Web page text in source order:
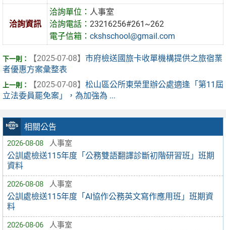
相關公告
2026-08-08 人事室
公訓處檢送115年度「公務雙語翻譯診斷初階研習班」班期
資料
2026-08-08 人事室
公訓處檢送115年度「AI協作公務英文寫作應用班」班期資
料
2026-08-06 人事室
洽詢資訊
洽詢單位： 人事室
洽詢電話：23216256#261~262
電子信箱：ckshschool@gmail.com
【2025-07-08】 市府檢送國旅卡收單機構提供之旅宿業
者優惠方案彙整表
【2025-07-08】 松山區公所東榮里辦公處適逢「第11屆
立法委員罷免案」，為加強為 ...